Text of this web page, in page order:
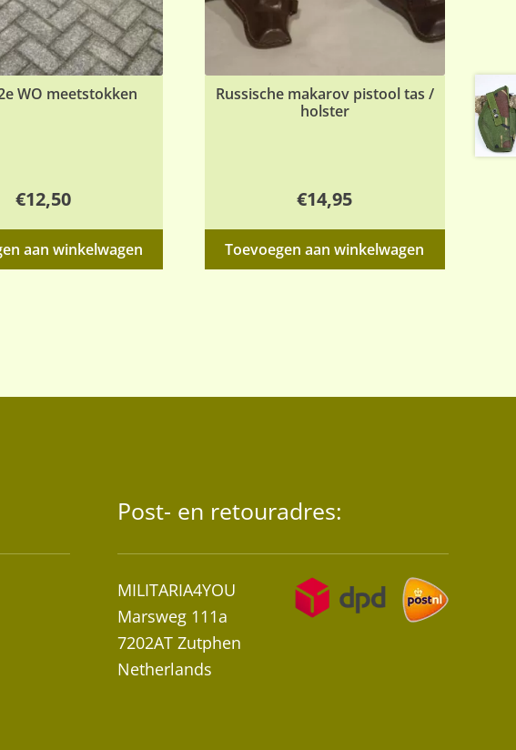
WO meetstokken
€12,50
aan winkelwagen
Russische makarov pistool tas /
holster
€14,95
Toevoegen aan winkelwagen
Post- en retouradres:
MILITARIA4YOU
Marsweg 111a
7202AT Zutphen
Netherlands